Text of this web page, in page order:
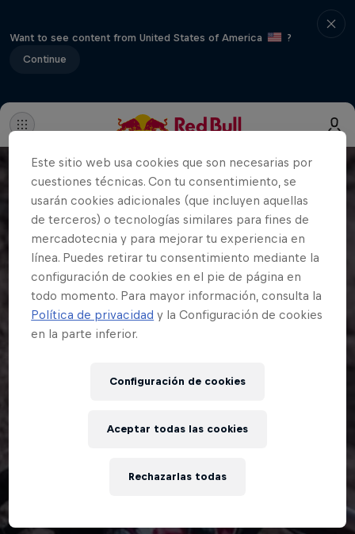
Want to see content from United States of America
?
Continue
Este sitio web usa cookies que son necesarias por
cuestiones técnicas. Con tu consentimiento, se
usarán cookies adicionales (que incluyen aquellas
de terceros) o tecnologías similares para fines de
mercadotecnia y para mejorar tu experiencia en
línea. Puedes retirar tu consentimiento mediante la
configuración de cookies en el pie de página en
todo momento. Para mayor información, consulta la
Política de privacidad y la Configuración de cookies
en la parte inferior.
Configuración de cookies
Rechazarlas todas
Aceptar todas las cookies